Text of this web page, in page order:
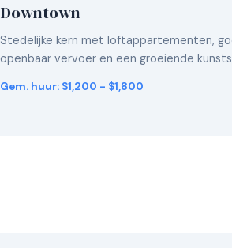
Downtown
Stedelijke kern met loftappartementen,
openbaar vervoer en een groeiende
Gem. huur: $1,200 - $1,800